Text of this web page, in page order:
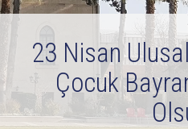
23 Nisan
Çocuk